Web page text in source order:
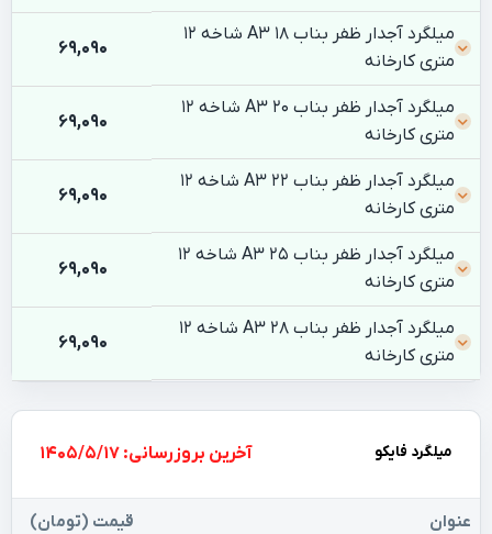
میلگرد آجدار ظفر بناب 18 A3 شاخه 12
متری کارخانه
69,090
میلگرد آجدار ظفر بناب 20 A3 شاخه 12
متری کارخانه
69,090
میلگرد آجدار ظفر بناب 22 A3 شاخه 12
متری کارخانه
69,090
میلگرد آجدار ظفر بناب 25 A3 شاخه 12
متری کارخانه
69,090
میلگرد آجدار ظفر بناب 28 A3 شاخه 12
متری کارخانه
69,090
میلگرد فایکو بروزرسانی: 1405/5/17
عنوان قیمت (تومان)